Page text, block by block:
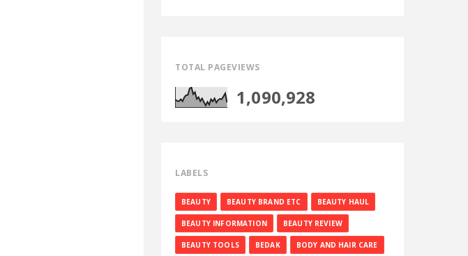
TOTAL PAGEVIEWS
1,090,928
LABELS
BEAUTY BEAUTY BRAND ETC BEAUTY HAUL
BEAUTY INFORMATION BEAUTY REVIEW
BEAUTY TOOLS BEDAK BODY AND HAIR CARE